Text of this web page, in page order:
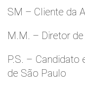
SM – Cliente da
M.M. – Diretor
P.S. – Candidato
de São Paulo